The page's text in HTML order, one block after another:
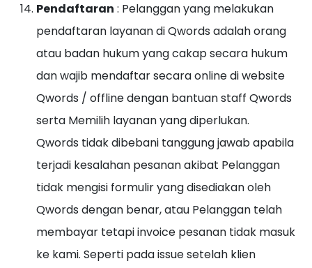
Pendaftaran : Pelanggan yang melakukan
pendaftaran layanan di Qwords adalah orang
atau badan hukum yang cakap secara hukum
dan wajib mendaftar secara online di website
Qwords / offline dengan bantuan staff Qwords
serta Memilih layanan yang diperlukan.
Qwords tidak dibebani tanggung jawab apabila
terjadi kesalahan pesanan akibat Pelanggan
tidak mengisi formulir yang disediakan oleh
Qwords dengan benar, atau Pelanggan telah
membayar tetapi invoice pesanan tidak masuk
ke kami. Seperti pada issue setelah klien